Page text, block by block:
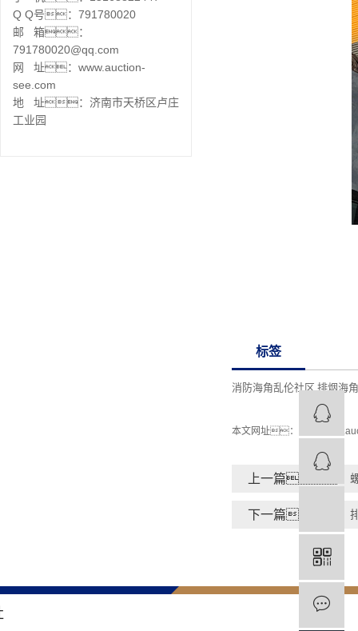
Q Q号：791780020
邮 箱：
791780020@qq.com
网 址：www.auction-
see.com
地 址：济南市天桥区卢庄
工业园
标签
消防海角乱伦社区 排烟海
本文网址： http://
上一篇：
下一篇：